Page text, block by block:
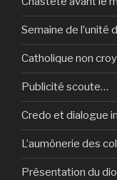
Semaine de l’unité
Catholique non
Publicité scoute…
Credo et dialogue
L’aumônerie des
Présentation du